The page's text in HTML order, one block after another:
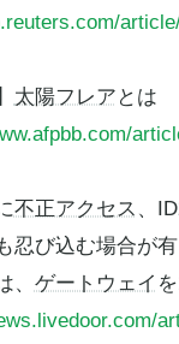
太陽フレア とは
不正アクセス 、
忍び込む場合が
、 ゲートウェイ